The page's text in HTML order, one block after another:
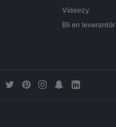
Videezy
Bli en leverantör